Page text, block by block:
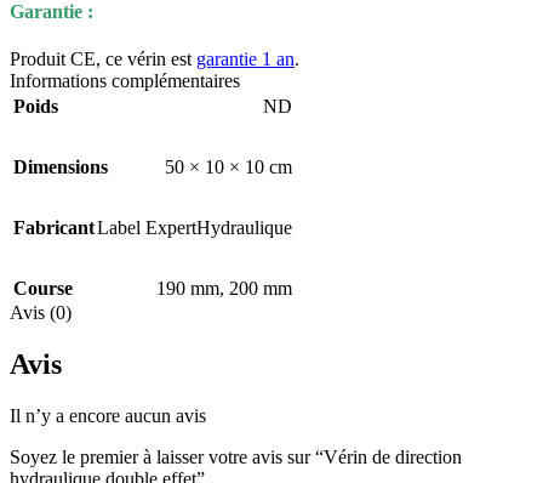
Garantie :
Produit CE, ce vérin est garantie 1 an.
Informations complémentaires
Poids
ND
Dimensions 50 × 10 × 10 cm
FabricantLabel ExpertHydraulique
Course 190 mm, 200 mm
Avis (0)
Avis
Il n’y a encore aucun avis
Soyez le premier à laisser votre avis sur “Vérin de direction
hydraulique double effet”